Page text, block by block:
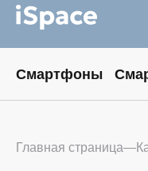
Смартфоны
Главная страница